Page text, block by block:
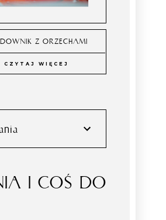
Z ORZECHAMI
CZYTAJ WIĘCEJ
I COŚ DO